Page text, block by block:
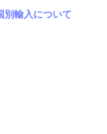
別輸入について